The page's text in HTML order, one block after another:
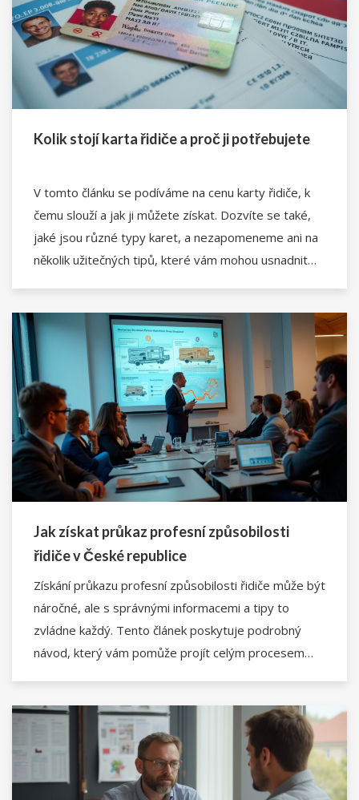
Kolik stojí karta řidiče a proč ji potřebujete
V tomto článku se podíváme na cenu karty řidiče, k
čemu slouží a jak ji můžete získat. Dozvíte se také,
jaké jsou různé typy karet, a nezapomeneme ani na
několik užitečných tipů, které vám mohou usnadnit
Jak získat průkaz profesní způsobilosti
řidiče v České republice
Získání průkazu profesní způsobilosti řidiče může být
náročné, ale s správnými informacemi a tipy to
zvládne každý. Tento článek poskytuje podrobný
návod, který vám pomůže projít celým procesem
absolvovat školení a zkoušky.